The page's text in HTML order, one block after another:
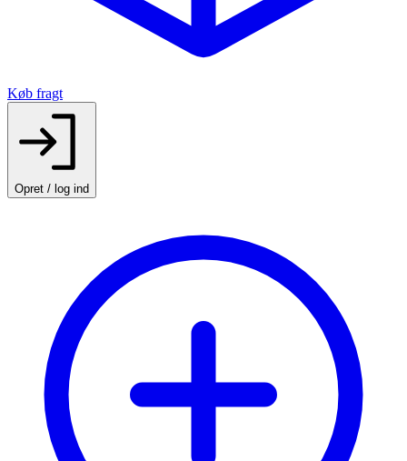
Køb fragt
Opret / log ind